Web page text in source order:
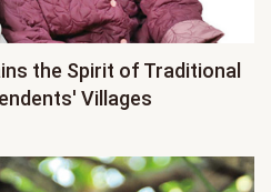
the Spirit of Traditional
Villages